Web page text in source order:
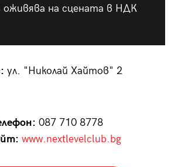
оживява на сцената в НДК
ул. "Николай Хайтов" 2
087 710 8778
www.nextlevelclub.bg